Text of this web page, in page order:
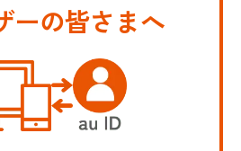
ーの皆さまへ